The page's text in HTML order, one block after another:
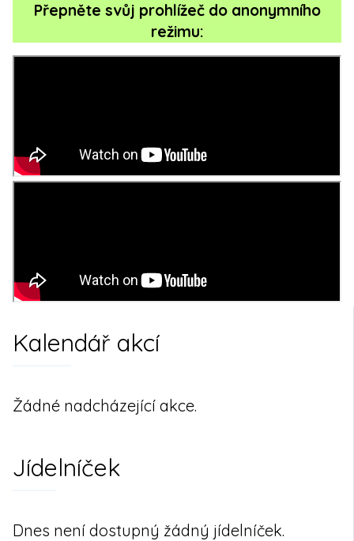
Přepněte svůj prohlížeč do anonymního
režimu:
Kalendář akcí
Žádné nadcházející akce.
Jídelníček
Dnes není dostupný žádný jídelníček.